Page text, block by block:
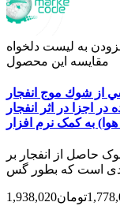
به لیست دلخواه
مقایسه این محصول
از شوك موج انفجار
اجزا در اثر انفجار
حاصل از انفجار بر